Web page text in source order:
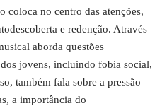
coloca no centro das atenções,
e redenção. Através
aborda questões
jovens, incluindo fobia social,
também fala sobre a pressão
a importância do